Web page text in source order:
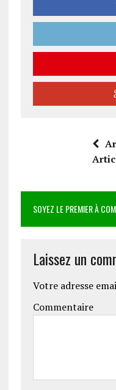
SOYEZ LE PREMIER À
Laissez un
Votre adresse
Commentaire